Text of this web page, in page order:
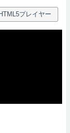
HTML5プレイヤー